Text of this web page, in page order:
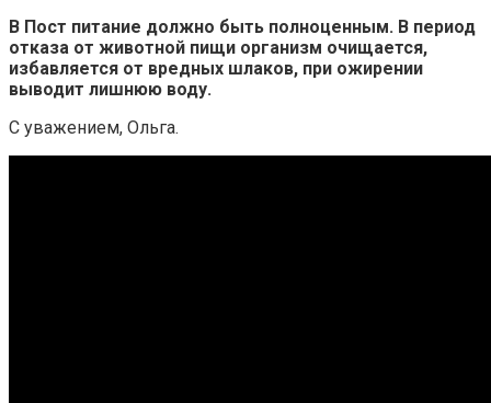
В Пост питание должно быть полноценным. В период
отказа от животной пищи организм очищается,
избавляется от вредных шлаков, при ожирении
выводит лишнюю воду.
С уважением, Ольга.